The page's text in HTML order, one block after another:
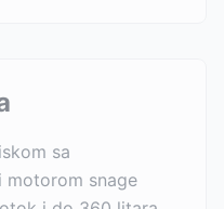
sa
motorom snage